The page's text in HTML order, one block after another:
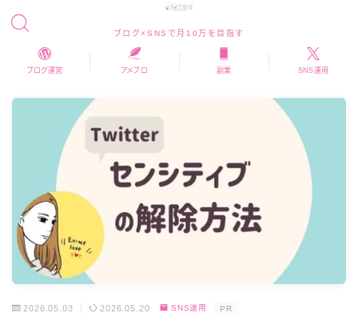
ブログ×SNSで月10万を目指す
ブログ運営 アメブロ 副業 SNS運用
2026.05.03 2026.05.20 SNS運用 PR